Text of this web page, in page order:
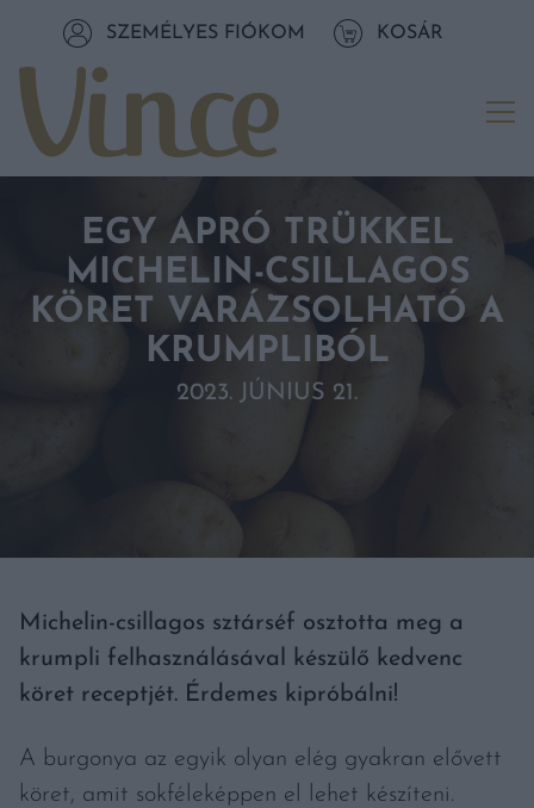
Tovább a tartalomhozSZEMÉLYES FIÓKOM KOSÁR
EGY APRÓ TRÜKKEL
MICHELIN-CSILLAGOS
KÖRET VARÁZSOLHATÓ A
KRUMPLIBÓL
2023. JÚNIUS 21.
Michelin-csillagos sztárséf osztotta meg a
krumpli felhasználásával készülő kedvenc
köret receptjét. Érdemes kipróbálni!
A burgonya az egyik olyan elég gyakran elővett
köret, amit sokféleképpen el lehet készíteni.